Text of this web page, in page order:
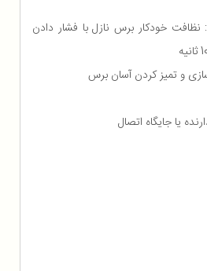
سیستم BrushRollClean: نظافت خودکار برس نازل با فشار دادن
یا جایگاه اتصال